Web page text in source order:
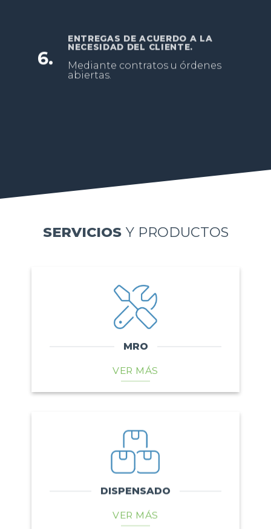
6.
ENTREGAS DE ACUERDO A LA
NECESIDAD DEL CLIENTE.
Mediante contratos u órdenes
abiertas.
SERVICIOS Y PRODUCTOS
MRO
VER MÁS
DISPENSADO
VER MÁS